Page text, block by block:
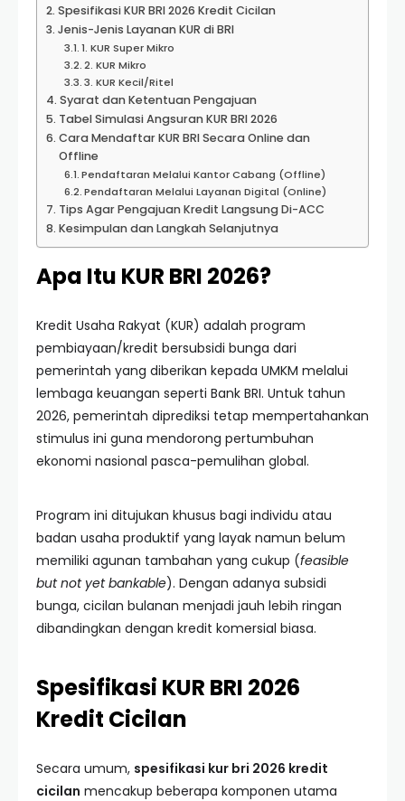
Spesifikasi KUR BRI 2026 Kredit Cicilan
Jenis-Jenis Layanan KUR di BRI
1. KUR Super Mikro
2. KUR Mikro
3. KUR Kecil/Ritel
Syarat dan Ketentuan Pengajuan
Tabel Simulasi Angsuran KUR BRI 2026
Cara Mendaftar KUR BRI Secara Online dan
Offline
Pendaftaran Melalui Kantor Cabang (Offline)
Pendaftaran Melalui Layanan Digital (Online)
Tips Agar Pengajuan Kredit Langsung Di-ACC
Kesimpulan dan Langkah Selanjutnya
Apa Itu KUR BRI 2026?
Kredit Usaha Rakyat (KUR) adalah program
pembiayaan/kredit bersubsidi bunga dari
pemerintah yang diberikan kepada UMKM melalui
lembaga keuangan seperti Bank BRI. Untuk tahun
2026, pemerintah diprediksi tetap mempertahankan
stimulus ini guna mendorong pertumbuhan
ekonomi nasional pasca-pemulihan global.
Program ini ditujukan khusus bagi individu atau
badan usaha produktif yang layak namun belum
memiliki agunan tambahan yang cukup (feasible
but not yet bankable). Dengan adanya subsidi
bunga, cicilan bulanan menjadi jauh lebih ringan
dibandingkan dengan kredit komersial biasa.
Spesifikasi KUR BRI 2026
Kredit Cicilan
Secara umum, spesifikasi kur bri 2026 kredit
cicilan mencakup beberapa komponen utama